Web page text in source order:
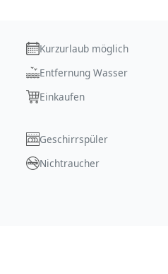
Kurzurlaub möglich
Entfernung Wasser
Einkaufen
Geschirrspüler
Nichtraucher